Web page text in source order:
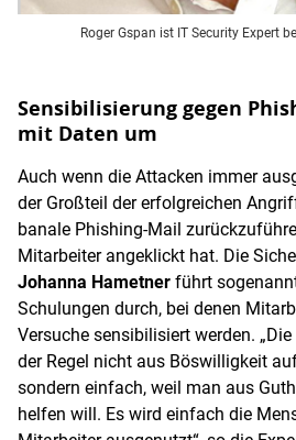
Roger Gspan ist IT Security Expert
Sensibilisierung gegen
mit Daten um
Auch wenn die Attacken immer
der Großteil der erfolgreichen
banale Phishing-Mail
Mitarbeiter angeklickt hat. Die
Johanna Hametner führt
Schulungen durch, bei denen
Versuche sensibilisiert werden.
der Regel nicht aus Böswilligkeit
sondern einfach, weil man aus
helfen will. Es wird einfach die